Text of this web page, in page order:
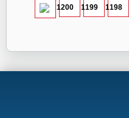
1198
1199
1200